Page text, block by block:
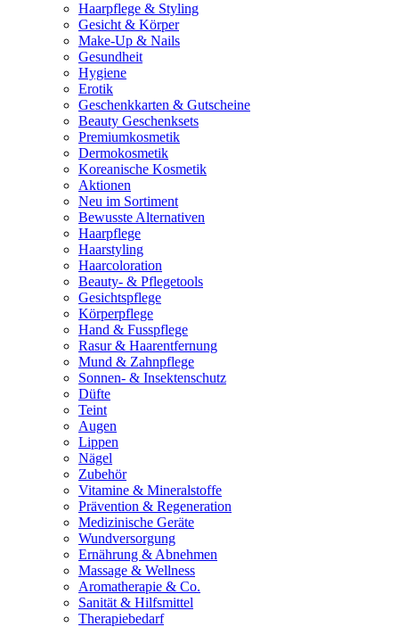
Haarpflege & Styling
Gesicht & Körper
Make-Up & Nails
Gesundheit
Hygiene
Erotik
Geschenkkarten & Gutscheine
Beauty Geschenksets
Premiumkosmetik
Dermokosmetik
Koreanische Kosmetik
Aktionen
Neu im Sortiment
Bewusste Alternativen
Haarpflege
Haarstyling
Haarcoloration
Beauty- & Pflegetools
Gesichtspflege
Körperpflege
Hand & Fusspflege
Rasur & Haarentfernung
Mund & Zahnpflege
Sonnen- & Insektenschutz
Düfte
Teint
Augen
Lippen
Nägel
Zubehör
Vitamine & Mineralstoffe
Prävention & Regeneration
Medizinische Geräte
Wundversorgung
Ernährung & Abnehmen
Massage & Wellness
Aromatherapie & Co.
Sanität & Hilfsmittel
Therapiebedarf